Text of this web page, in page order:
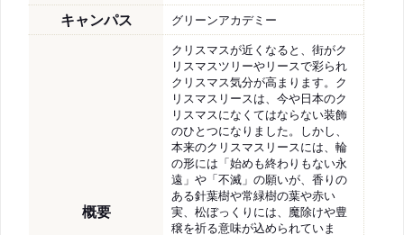
キャンパス グリーンアカデミー
概要
クリスマスが近くなると、街がク
リスマスツリーやリースで彩られ
クリスマス気分が高まります。ク
リスマスリースは、今や日本のク
リスマスになくてはならない装飾
のひとつになりました。しかし、
本来のクリスマスリースには、輪
の形には「始めも終わりもない永
遠」や「不滅」の願いが、香りの
ある針葉樹や常緑樹の葉や赤い
実、松ぼっくりには、魔除けや豊
穣を祈る意味が込められていま